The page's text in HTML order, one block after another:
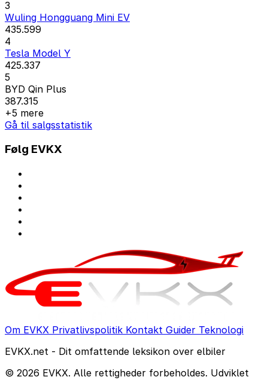
3
Wuling Hongguang Mini EV
435.599
4
Tesla Model Y
425.337
5
BYD Qin Plus
387.315
+5 mere
Gå til salgsstatistik
Følg EVKX
Om EVKX Privatlivspolitik Kontakt Guider Teknologi
EVKX.net - Dit omfattende leksikon over elbiler
© 2026 EVKX. Alle rettigheder forbeholdes. Udviklet